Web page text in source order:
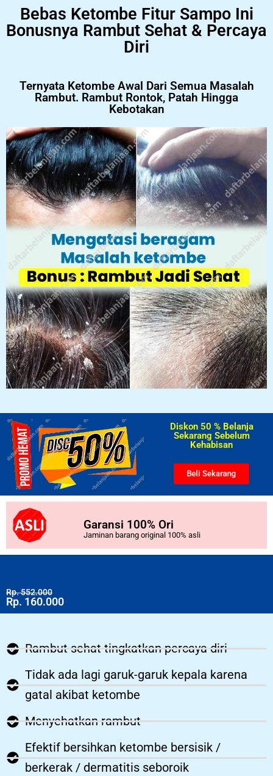
Bebas Ketombe Fitur Sampo Ini
Bonusnya Rambut Sehat & Percaya
Diri
Ternyata Ketombe Awal Dari Semua Masalah
Rambut. Rambut Rontok, Patah Hingga
Kebotakan
Diskon 50 % Belanja
Sekarang Sebelum
Kehabisan​
Beli Sekarang
Garansi 100% Ori
Jaminan barang original 100% asli
Rp. 552.000
Rp. 160.000
Rambut sehat tingkatkan percaya diri
Tidak ada lagi garuk-garuk kepala karena
gatal akibat ketombe
Menyehatkan rambut
Efektif bersihkan ketombe bersisik /
berkerak / dermatitis seboroik